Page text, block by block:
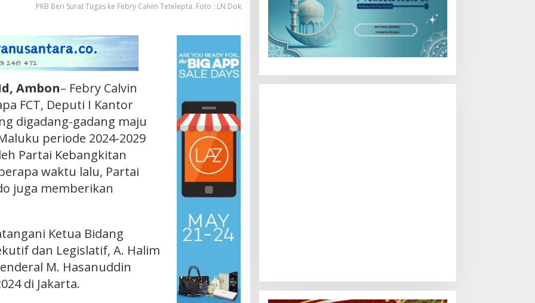
PKB Beri Surat Tugas ke Febry Calvin Tetelepta. Foto : LN Dok
Ambon– Febry Calvin
FCT, Deputi I Kantor
digadang-gadang maju
periode 2024-2029
Partai Kebangkitan
waktu lalu, Partai
juga memberikan
Ketua Bidang
dan Legislatif, A. Halim
M. Hasanuddin
di Jakarta.